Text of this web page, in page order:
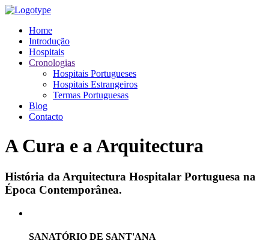
Home
Introdução
Hospitais
Cronologias
Hospitais Portugueses
Hospitais Estrangeiros
Termas Portuguesas
Blog
Contacto
A Cura e a Arquitectura
História da Arquitectura Hospitalar Portuguesa na
Época Contemporânea.
SANATÓRIO DE SANT'ANA